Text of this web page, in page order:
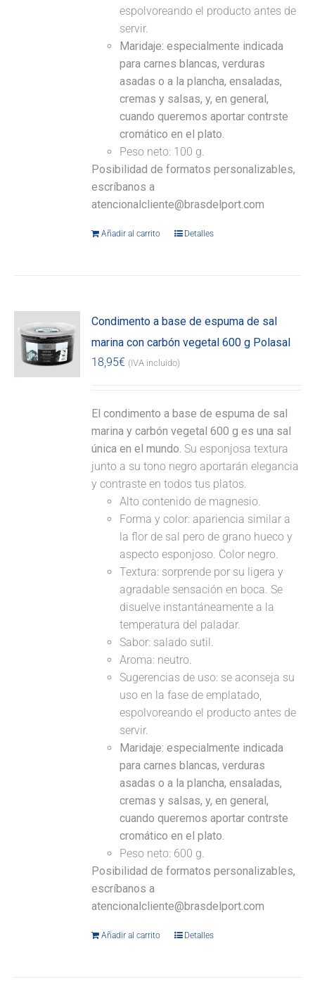
espolvoreando el producto antes de
servir.
Maridaje: especialmente indicada
para carnes blancas, verduras
asadas o a la plancha, ensaladas,
cremas y salsas, y, en general,
cuando queremos aportar contrste
cromático en el plato.
Peso neto: 100 g.
Posibilidad de formatos personalizables,
escríbanos a
atencionalcliente@brasdelport.com
Añadir al carrito Detalles
Condimento a base de espuma de sal
marina con carbón vegetal 600 g Polasal
18,95€ (IVA incluido)
El condimento a base de espuma de sal
marina y carbón vegetal 600 g es una sal
única en el mundo. Su esponjosa textura
junto a su tono negro aportarán elegancia
y contraste en todos tus platos.
Alto contenido de magnesio.
Forma y color: apariencia similar a
la flor de sal pero de grano hueco y
aspecto esponjoso. Color negro.
Textura: sorprende por su ligera y
agradable sensación en boca. Se
disuelve instantáneamente a la
temperatura del paladar.
Sabor: salado sutil.
Aroma: neutro.
Sugerencias de uso: se aconseja su
uso en la fase de emplatado,
espolvoreando el producto antes de
servir.
Maridaje: especialmente indicada
para carnes blancas, verduras
asadas o a la plancha, ensaladas,
cremas y salsas, y, en general,
cuando queremos aportar contrste
cromático en el plato.
Peso neto: 600 g.
Posibilidad de formatos personalizables,
escríbanos a
atencionalcliente@brasdelport.com
Añadir al carrito Detalles